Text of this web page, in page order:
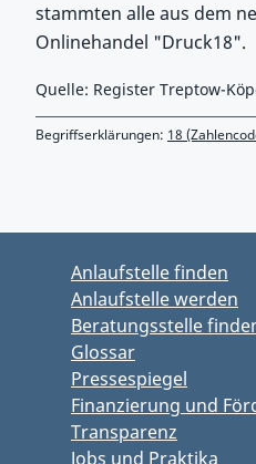
stammten alle aus dem
Onlinehandel "Druck18".
Quelle: Register Treptow-
Begriffserklärungen: 18
Anlaufstelle finden
Anlaufstelle werden
Beratungsstelle
Glossar
Pressespiegel
Finanzierung und
Transparenz
Jobs und Praktika